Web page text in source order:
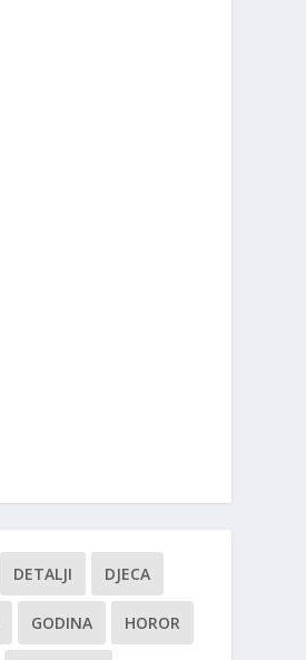
DETALJI DJECA
GODINA HOROR